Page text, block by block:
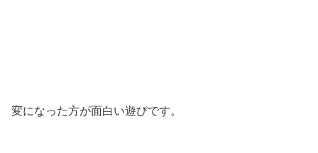
変になった方が面白い遊びです。